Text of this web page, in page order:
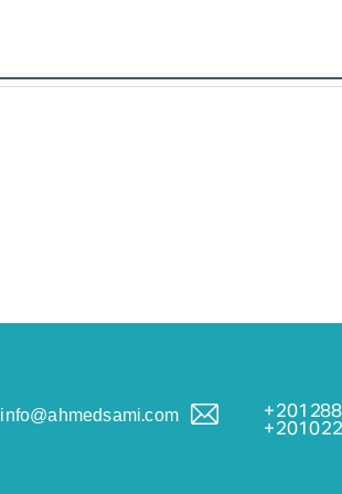
info@ahmedsami.com